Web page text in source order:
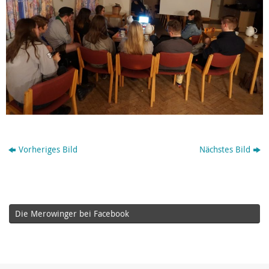
Vorheriges Bild Nächstes Bild
Die Merowinger bei Facebook